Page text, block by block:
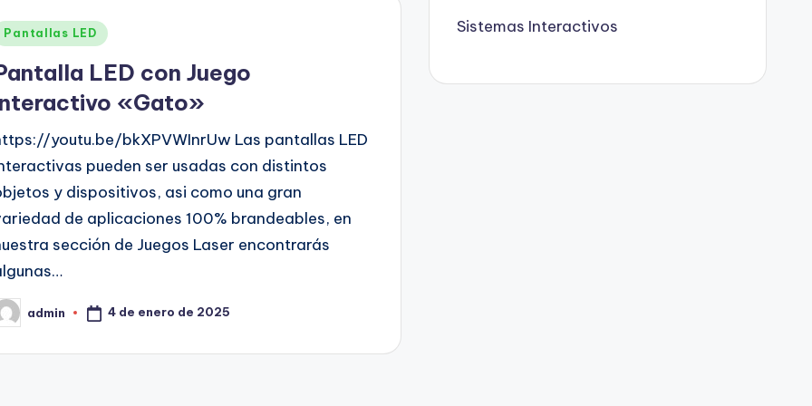
Pantallas LED
LED con Juego
«Gato»
youtu.be/bkXPVWInrUw Las pantallas LED
pueden ser usadas con distintos
y dispositivos, asi como una gran
de aplicaciones 100% brandeables, en
sección de Juegos Laser encontrarás
admin 4 de enero de 2025
Sistemas Interactivos